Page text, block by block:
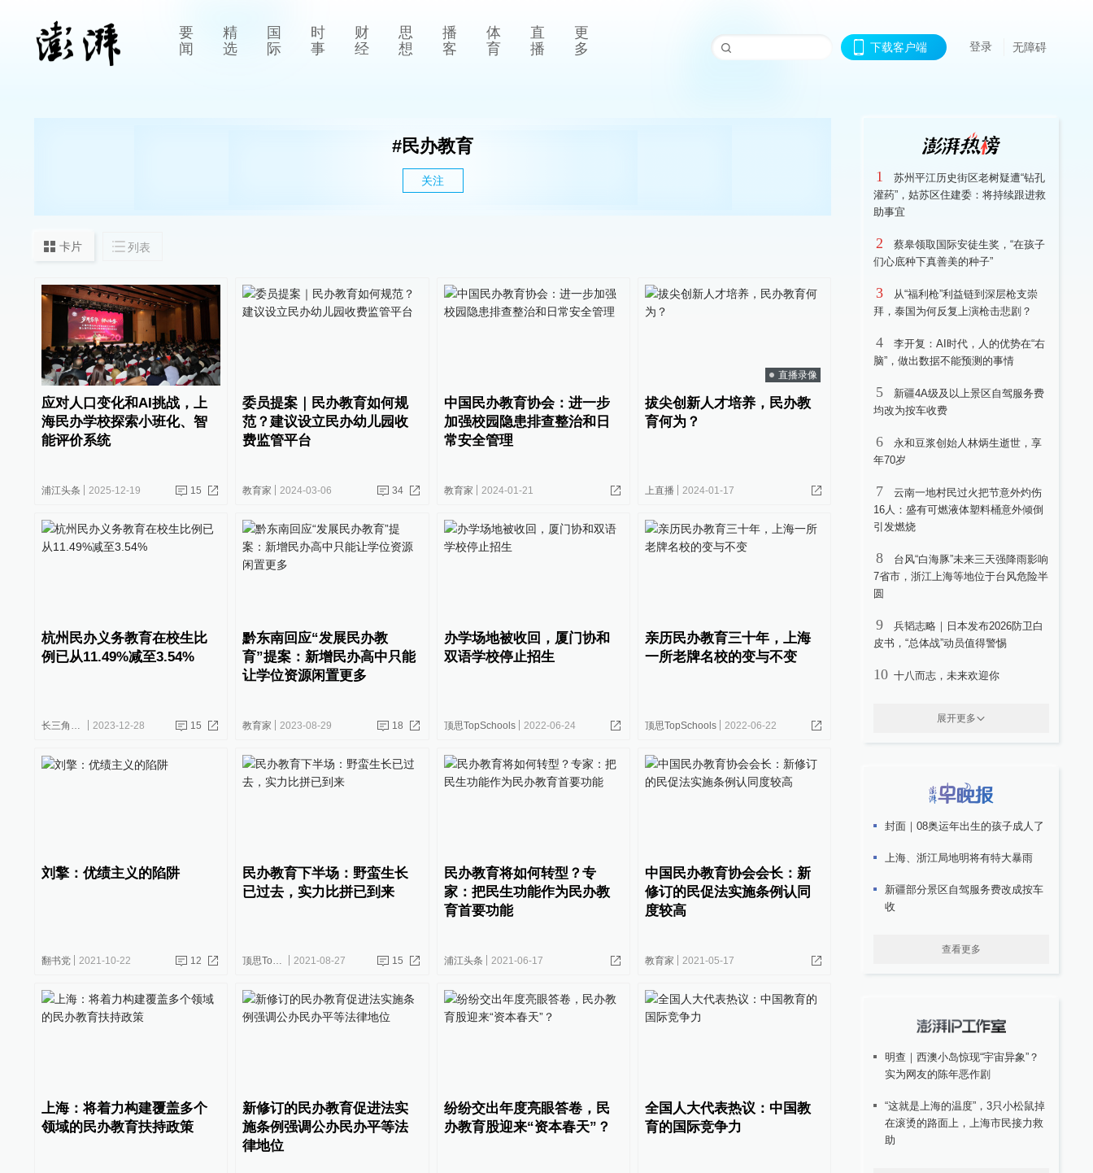
要
闻
精
选
国
际
时
事
财
经
思
想
播
客
体
育
直
播
更
多
下载客户端 登录 无障碍
#民办教育
关注
卡片 列表
应对人口变化和AI挑战，上
海民办学校探索小班化、智
能评价系统
浦江头条 2025-12-19 15
委员提案｜民办教育如何规
范？建议设立民办幼儿园收
费监管平台
教育家 2024-03-06 34
中国民办教育协会：进一步
加强校园隐患排查整治和日
常安全管理
教育家 2024-01-21
直播录像
拔尖创新人才培养，民办教
育何为？
上直播 2024-01-17
杭州民办义务教育在校生比
例已从11.49%减至3.54%
长三角政商 2023-12-28 15
黔东南回应“发展民办教
育”提案：新增民办高中只能
让学位资源闲置更多
教育家 2023-08-29 18
办学场地被收回，厦门协和
双语学校停止招生
顶思TopSchools 2022-06-24
亲历民办教育三十年，上海
一所老牌名校的变与不变
顶思TopSchools 2022-06-22
刘擎：优绩主义的陷阱
翻书党 2021-10-22 12
民办教育下半场：野蛮生长
已过去，实力比拼已到来
顶思TopSchools 2021-08-27 15
民办教育将如何转型？专
家：把民生功能作为民办教
育首要功能
浦江头条 2021-06-17
中国民办教育协会会长：新
修订的民促法实施条例认同
度较高
教育家 2021-05-17
上海：将着力构建覆盖多个
领域的民办教育扶持政策
新修订的民办教育促进法实
施条例强调公办民办平等法
律地位
纷纷交出年度亮眼答卷，民
办教育股迎来“资本春天”？
全国人大代表热议：中国教
育的国际竞争力
1
苏州平江历史街区老树疑遭“钻孔
灌药”，姑苏区住建委：将持续跟进救
助事宜
2
蔡皋领取国际安徒生奖，“在孩子
们心底种下真善美的种子”
3
从“福利枪”利益链到深层枪支崇
拜，泰国为何反复上演枪击悲剧？
4
李开复：AI时代，人的优势在“右
脑”，做出数据不能预测的事情
5
新疆4A级及以上景区自驾服务费
均改为按车收费
6
永和豆浆创始人林炳生逝世，享
年70岁
7
云南一地村民过火把节意外灼伤
16人：盛有可燃液体塑料桶意外倾倒
引发燃烧
8
台风“白海豚”未来三天强降雨影响
7省市，浙江上海等地位于台风危险半
圆
9
兵韬志略｜日本发布2026防卫白
皮书，“总体战”动员值得警惕
10 十八而志，未来欢迎你
展开更多
封面｜08奥运年出生的孩子成人了
上海、浙江局地明将有特大暴雨
新疆部分景区自驾服务费改成按车
收
查看更多
明查｜西澳小岛惊现“宇宙异象”？
实为网友的陈年恶作剧
“这就是上海的温度”，3只小松鼠掉
在滚烫的路面上，上海市民接力救
助